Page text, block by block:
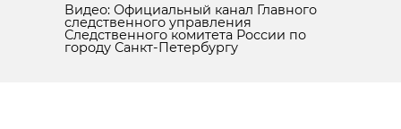
Видео: Официальный канал Главного
следственного управления
Следственного комитета России по
городу Санкт-Петербургу